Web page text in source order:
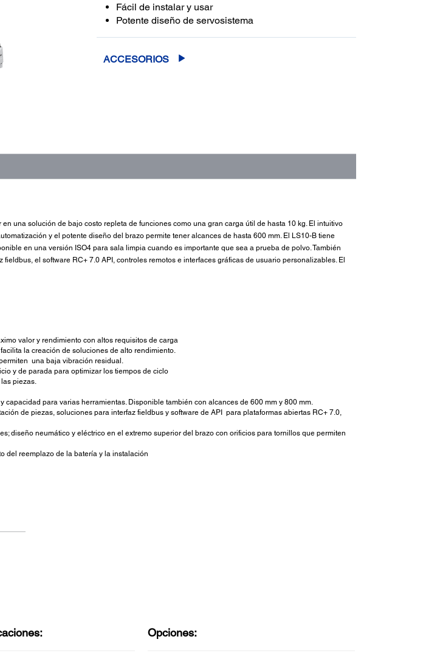
Fácil de instalar y usar
Potente diseño de servosistema
ACCESORIOS
una solución de bajo costo repleta de funciones como una gran carga útil de hasta 10 kg. El intuitivo
y el potente diseño del brazo permite tener alcances de hasta 600 mm. El LS10-B tiene
en una versión ISO4 para sala limpia cuando es importante que sea a prueba de polvo. También
el software RC+ 7.0 API, controles remotos e interfaces gráficas de usuario personalizables. El
valor y rendimiento con altos requisitos de carga
la creación de soluciones de alto rendimiento.
una baja vibración residual.
y de parada para optimizar los tiempos de ciclo
piezas.
para varias herramientas. Disponible también con alcances de 600 mm y 800 mm.
de piezas, soluciones para interfaz fieldbus y software de API para plataformas abiertas RC+ 7.0,
diseño neumático y eléctrico en el extremo superior del brazo con orificios para tornillos que permiten
del reemplazo de la batería y la instalación
Opciones: